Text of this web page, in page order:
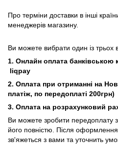
Про терміни доставки в інші
менеджерів магазину.
Ви можете вибрати один із трьох
1. Онлайн оплата
liqpay
2. Оплата при отриманні на
платіж, по передоплаті 200грн)
3. Оплата на розрахунковий
Ви можете зробити передоплату
його повністю. Після
зв'яжеться з вами та уточнить